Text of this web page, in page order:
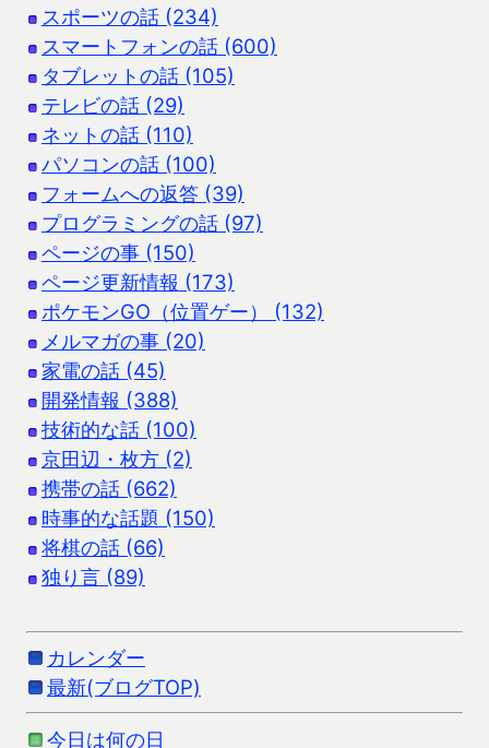
スポーツの話 (234)
スマートフォンの話 (600)
タブレットの話 (105)
テレビの話 (29)
ネットの話 (110)
パソコンの話 (100)
フォームへの返答 (39)
プログラミングの話 (97)
ページの事 (150)
ページ更新情報 (173)
ポケモンGO（位置ゲー） (132)
メルマガの事 (20)
家電の話 (45)
開発情報 (388)
技術的な話 (100)
京田辺・枚方 (2)
携帯の話 (662)
時事的な話題 (150)
将棋の話 (66)
独り言 (89)
カレンダー
最新(ブログTOP)
今日は何の日